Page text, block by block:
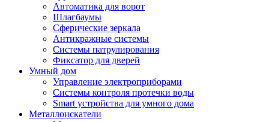
Автоматика для ворот
Шлагбаумы
Сферические зеркала
Антикражные системы
Системы патрулирования
Фиксатор для дверей
Умный дом
Управление электроприборами
Системы контроля протечки воды
Smart устройства для умного дома
Металлоискатели